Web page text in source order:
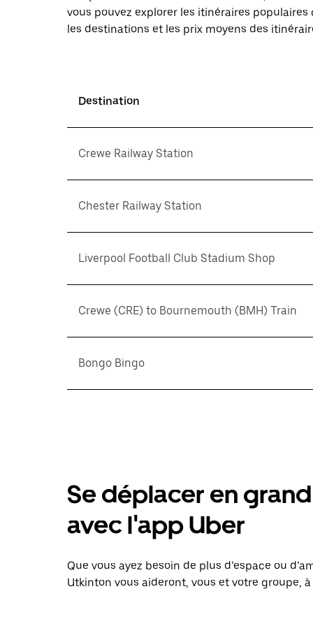
vous pouvez explorer les itinéraires
les destinations et les prix moyens des
Destination
Crewe Railway Station
Chester Railway Station
Liverpool Football Club Stadium Shop
Crewe (CRE) to Bournemouth (BMH) Train
Bongo Bingo
Se déplacer en
avec l'app Uber
Que vous ayez besoin de plus d’espace ou
Utkinton vous aideront, vous et votre groupe,